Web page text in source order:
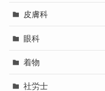
皮膚科
眼科
着物
社労士